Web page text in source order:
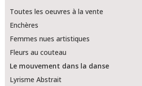
Toutes les oeuvres à la vente
Enchères
Femmes nues artistiques
Fleurs au couteau
Le mouvement dans la danse
Lyrisme Abstrait